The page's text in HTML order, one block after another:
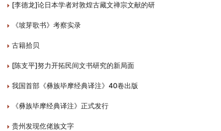
[李德龙]论日本学者对敦煌古藏文禅宗文献的研
《坡芽歌书》考察实录
古籍拾贝
[陈支平]努力开拓民间文书研究的新局面
我国首部《彝族毕摩经典译注》40卷出版
《彝族毕摩经典译注》正式发行
贵州发现仡佬族文字